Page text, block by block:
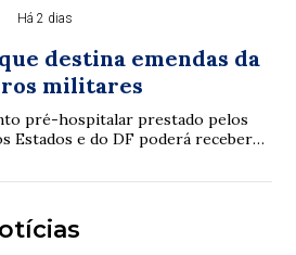
Há 2 dias
destina emendas da
militares
pré-hospitalar prestado pelos
Estados e do DF poderá receber